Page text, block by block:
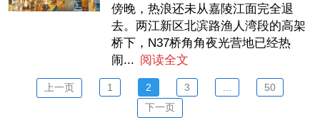
傍晚，热浪还未从嘉陵江面完全退
去。两江新区北滨路渔人湾段的高架
桥下，N37桥角角夜光营地已经热
闹... 阅读全文
上一页 1 2 3
50
下一页